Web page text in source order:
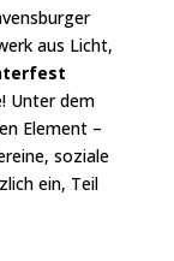
aus Licht,
Unter dem
Element –
soziale
ein, Teil